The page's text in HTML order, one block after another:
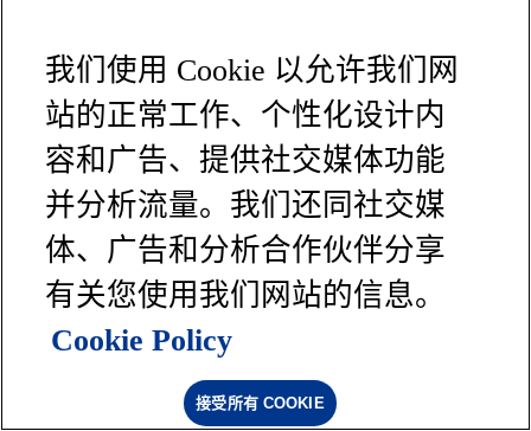
我们使用 Cookie 以允许我们网
站的正常工作、个性化设计内
容和广告、提供社交媒体功能
并分析流量。我们还同社交媒
体、广告和分析合作伙伴分享
有关您使用我们网站的信息。
Cookie Policy
接受所有 COOKIE